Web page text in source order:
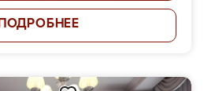
ПОДРОБНЕЕ